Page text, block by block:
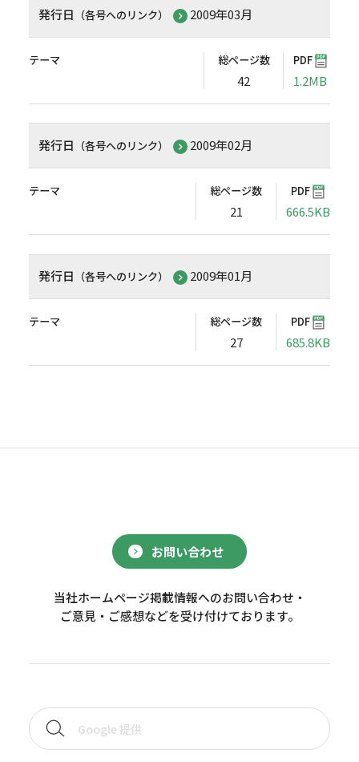
発行日 （各号へのリンク） 2009年03月
テーマ 総ページ数
42
PDF
1.2MB
発行日 （各号へのリンク） 2009年02月
テーマ 総ページ数
21
PDF
666.5KB
発行日 （各号へのリンク） 2009年01月
テーマ 総ページ数
27
PDF
685.8KB
お問い合わせ
当社ホームページ掲載情報へのお問い合わせ・
ご意見・ご感想などを受け付けております。